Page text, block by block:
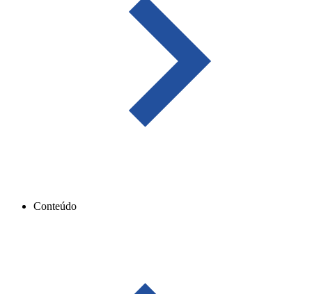
Conteúdo